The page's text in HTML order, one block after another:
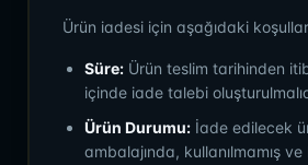
Ürün iadesi için aşağıdaki
Süre: Ürün teslim tarihinden
içinde iade talebi
Ürün Durumu: İade edilecek
ambalajında, kullanılmamış